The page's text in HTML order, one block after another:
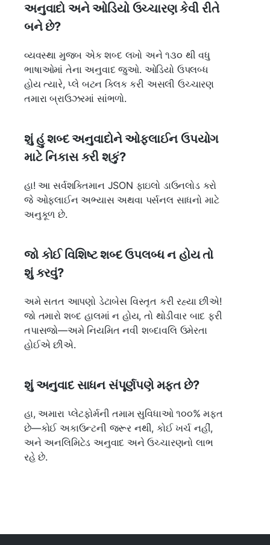
અનુવાદો અને ઓડિયો ઉચ્ચારણ કેવી રીતે
બને છે?
વ્યવસ્થા મુજબ એક શબ્દ લખો અને ૧૩૦ થી વધુ
ભાષાઓમાં તેના અનુવાદ જુઓ. ઓડિયો ઉપલબ્ધ
હોય ત્યારે, પ્લે બટન ક્લિક કરી અસલી ઉચ્ચારણ
તમારા બ્રાઉઝરમાં સાંભળો.
શું હું શબ્દ અનુવાદોને ઓફલાઈન ઉપયોગ
માટે નિકાસ કરી શકું?
હા! આ સર્વશક્તિમાન JSON ફાઇલો ડાઉનલોડ કરો
જે ઓફલાઈન અભ્યાસ અથવા પર્સનલ સાધનો માટે
અનુકૂળ છે.
જો કોઈ વિશિષ્ટ શબ્દ ઉપલબ્ધ ન હોય તો
શું કરવું?
અમે સતત આપણો ડેટાબેસ વિસ્તૃત કરી રહ્યા છીએ!
જો તમારો શબ્દ હાલમાં ન હોય, તો થોડીવાર બાદ ફરી
તપાસજો—અમે નિયમિત નવી શબ્દાવલિ ઉમેરતા
હોઈએ છીએ.
શું અનુવાદ સાધન સંપૂર્ણપણે મફત છે?
હા, અમારા પ્લેટફોર્મની તમામ સુવિધાઓ ૧૦૦% મફત
છે—કોઈ અકાઉન્ટની જરૂર નથી, કોઈ ખર્ચ નહીં,
અને અનલિમિટેડ અનુવાદ અને ઉચ્ચારણનો લાભ
રહે છે.